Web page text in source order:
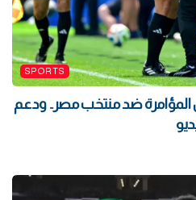
SPORTS
ضد منتخب مصر.. ودعم